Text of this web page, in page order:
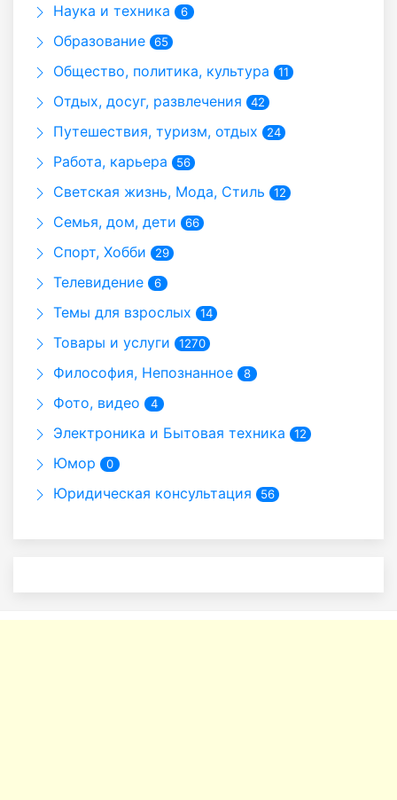
Наука и техника 6
Образование 65
Общество, политика, культура 11
Отдых, досуг, развлечения 42
Путешествия, туризм, отдых 24
Работа, карьера 56
Светская жизнь, Мода, Стиль 12
Семья, дом, дети 66
Спорт, Хобби 29
Телевидение 6
Темы для взрослых 14
Товары и услуги 1270
Философия, Непознанное 8
Фото, видео 4
Электроника и Бытовая техника 12
Юмор 0
Юридическая консультация 56